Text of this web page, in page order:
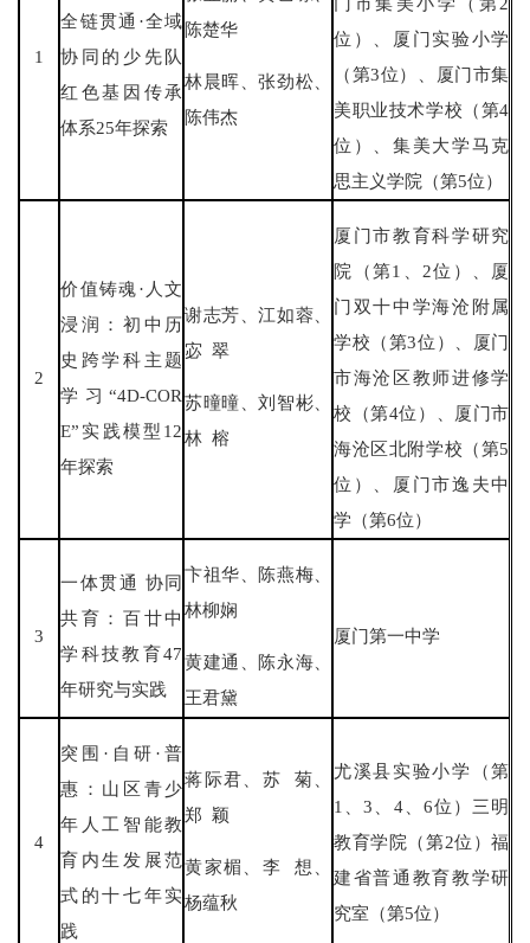
1
全链贯通·全域
协同的少先队
红色基因传承
体系25年探索
陈楚华
林晨晖、张劲松、
陈伟杰
位）、厦门实验小学
（第3位）、厦门市集
美职业技术学校（第4
位）、集美大学马克
思主义学院（第5位）
2
价值铸魂·人文
浸润：初中历
史跨学科主题
学习“4D-COR
E”实践模型12
年探索
谢志芳、江如蓉、
宓 翠
苏曈曈、刘智彬、
林 榕
厦门市教育科学研究
院（第1、2位）、厦
门双十中学海沧附属
学校（第3位）、厦门
市海沧区教师进修学
校（第4位）、厦门市
海沧区北附学校（第5
位）、厦门市逸夫中
学（第6位）
3
一体贯通 协同
共育：百廿中
学科技教育47
年研究与实践
卞祖华、陈燕梅、
林柳娴
黄建通、陈永海、
王君黛
厦门第一中学
4
突围·自研·普
惠：山区青少
年人工智能教
育内生发展范
式的十七年实
践
蒋际君、苏 菊、
郑 颖
黄家楣、李 想、
杨蕴秋
尤溪县实验小学（第
1、3、4、6位）三明
教育学院（第2位）福
建省普通教育教学研
究室（第5位）